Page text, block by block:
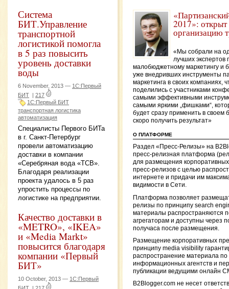
Система
БИТ.Управление
транспортной
логистикой помогла
в 5 раз повысить
уровень доставки
воды
6 November, 2013 — 1С:Первый
БИТ | 217
1С:Первый БИТ
транспортная логистика
автоматизация
Специалисты Первого БИТа
в г. Санкт-Петербург
провели автоматизацию
доставки в компании
«Серебряная вода «ТСВ».
Благодаря реализации
проекта удалось в 5 раз
упростить процессы по
логистике на предприятии.
Качество доставки в
«METRO», «IKEA»
и «Media Markt»
повысится благодаря
компании «Первый
БИТ»
10 October, 2013 — 1С:Первый
2017»: открыт
организацию
«Мы собрали на
лучших экспертов
малобюджетному маркетингу и
уже внедривших инструменты
маркетинга в своих компаниях,
поделились с участниками
самыми эффективными
самыми яркими „фишками“,
будет сразу применить в своем
скоро получить результат»
О ПЛАТФОРМЕ
Раздел «Пресс-Релизы» на
пресс-релизная платформа
для размещения
пресс-релизов с целью
интернете и придачи им
видимости в Сети.
Платформа позволяет
релизы по принципу search
материалы распространяются
агрегаторам и доступны через
получаса после размещения.
Размещение корпоративных
принципу media visibility
распространение материала по
информационных агентств и
публикации ведущими онлайн
B2Blogger.com не несет